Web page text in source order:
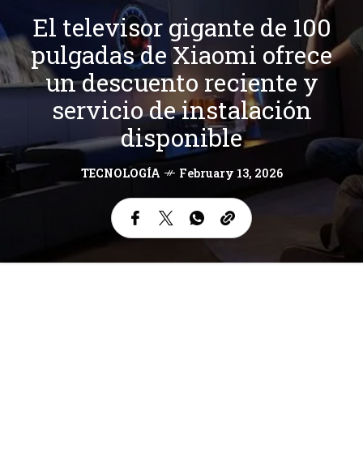
El televisor gigante de 100
pulgadas de Xiaomi ofrece
un descuento reciente y
servicio de instalación
disponible
TECNOLOGÍA February 13, 2026